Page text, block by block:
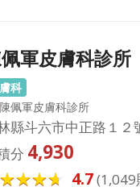
軍皮膚科診所
科
佩軍皮膚科診所
縣斗六市中正路１２
分 4,930
4.7(1,049